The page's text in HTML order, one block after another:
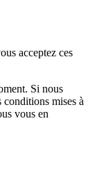
acceptez ces
Si nous
conditions mises à
vous en